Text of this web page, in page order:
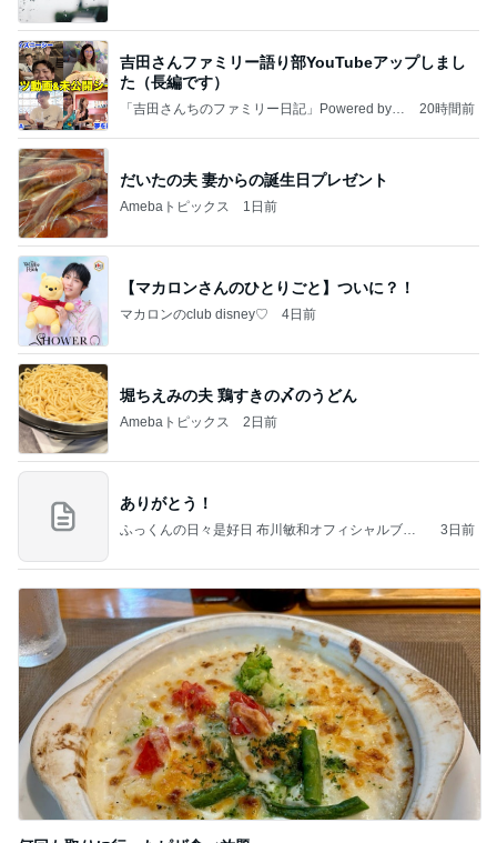
吉田さんファミリー語り部YouTubeアップしまし
た（長編です）
「吉田さんちのファミリー日記」Powered by A
20時間前
だいたの夫 妻からの誕生日プレゼント
Amebaトピックス 1日前
【マカロンさんのひとりごと】ついに？！
マカロンのclub disney♡ 4日前
堀ちえみの夫 鶏すきの〆のうどん
Amebaトピックス 2日前
ありがとう！
ふっくんの日々是好日 布川敏和オフィシャルブロ
3日前